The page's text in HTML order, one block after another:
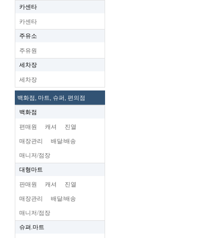
카센타
카센타
주유소
주유원
세차장
세차장
백화점, 마트, 슈퍼, 편의점
백화점
편매원 캐셔 진열
매장관리 배달/배송
매니저/점장
대형마트
판매원 캐셔 진열
매장관리 배달/배송
매니저/점장
슈펴.마트